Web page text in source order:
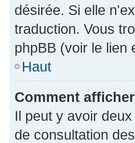
désirée. Si elle
traduction. Vous
phpBB (voir le lien
Haut
Comment
Il peut y avoir
de consultation